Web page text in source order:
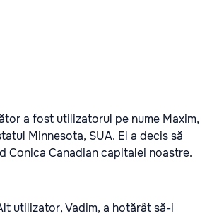
a fost utilizatorul pe nume Maxim,
Minnesota, SUA. El a decis să
Conica Canadian capitalei noastre.
utilizator, Vadim, a hotărât să-i